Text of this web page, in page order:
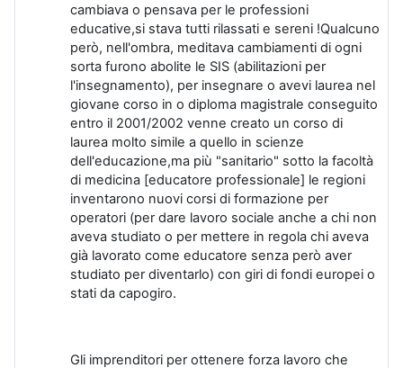
cambiava o pensava per le professioni
educative,si stava tutti rilassati e sereni !Qualcuno
però, nell'ombra, meditava cambiamenti di ogni
sorta furono abolite le SIS (abilitazioni per
l'insegnamento), per insegnare o avevi laurea nel
giovane corso in o diploma magistrale conseguito
entro il 2001/2002 venne creato un corso di
laurea molto simile a quello in scienze
dell'educazione,ma più "sanitario" sotto la facoltà
di medicina [educatore professionale] le regioni
inventarono nuovi corsi di formazione per
operatori (per dare lavoro sociale anche a chi non
aveva studiato o per mettere in regola chi aveva
già lavorato come educatore senza però aver
studiato per diventarlo) con giri di fondi europei o
stati da capogiro.
Gli imprenditori per ottenere forza lavoro che